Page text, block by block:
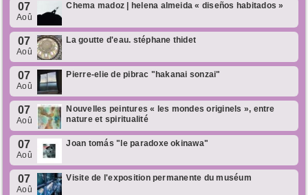
07
Aoû
Chema madoz | helena almeida « diseños habitados »
07
Aoû
La goutte d'eau. stéphane thidet
07
Aoû
Pierre-elie de pibrac "hakanai sonzai"
07
Aoû
Nouvelles peintures « les mondes originels », entre
nature et spiritualité
07
Aoû
Joan tomás "le paradoxe okinawa"
07
Aoû
Visite de l'exposition permanente du muséum